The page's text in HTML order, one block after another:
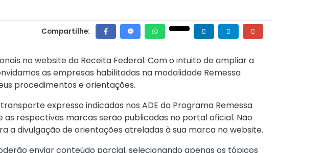
Compartilhe:
no website da Receita Federal. Com o intuito de ampliar a
as empresas habilitadas na modalidade Remessa
procedimentos e orientações.
expresso indicadas nos ADE do Programa Remessa
respectivas marcas serão publicadas no portal oficial. Não
divulgação de orientações atreladas à sua marca no website.
enviar conteúdo parcial, selecionando apenas os tópicos